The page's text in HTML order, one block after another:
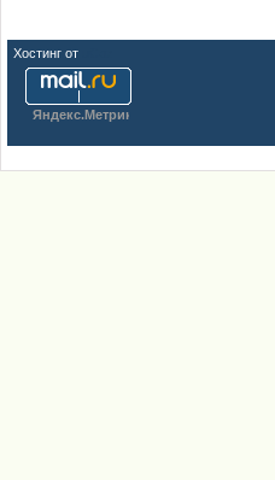
Хостинг от